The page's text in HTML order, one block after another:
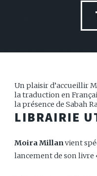
Un plaisir d’accueillir
la traduction en
la présence de Sabah
LIBRAIRIE
Moira Millanvient
lancement de son livre